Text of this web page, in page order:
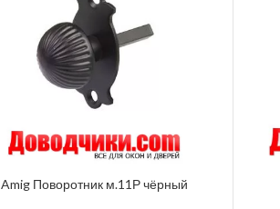
Amig Поворотник м.11Р чёрный